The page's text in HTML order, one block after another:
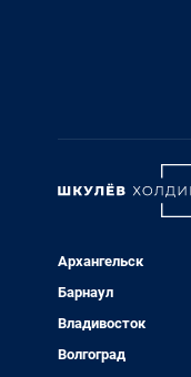
Архангельск
Барнаул
Владивосток
Волгоград